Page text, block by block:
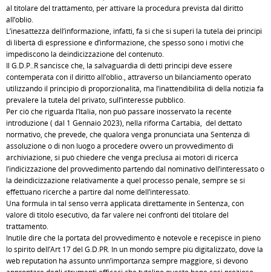
al titolare del trattamento, per attivare la procedura prevista dal diritto
all’oblio.
L’inesattezza dell’informazione, infatti, fa si che si superi la tutela dei principi
di libertà di espressione e d’informazione, che spesso sono i motivi che
impediscono la deindicizzazione del contenuto.
Il G.D.P..R sancisce che, la salvaguardia di detti principi deve essere
contemperata con il diritto all’oblio., attraverso un bilanciamento operato
utilizzando il principio di proporzionalità, ma l’inattendibilità di della notizia fa
prevalere la tutela del privato, sull’interesse pubblico.
Per ciò che riguarda l’Italia, non può passare inosservato la recente
introduzione ( dal 1 Gennaio 2023), nella riforma Cartabia, del dettato
normativo, che prevede, che qualora venga pronunciata una Sentenza di
assoluzione o di non luogo a procedere ovvero un provvedimento di
archiviazione, si può chiedere che venga preclusa ai motori di ricerca
l’indicizzazione del provvedimento partendo dal nominativo dell’interessato o
la deindicizzazione relativamente a quel processo penale, sempre se si
effettuano ricerche a partire dal nome dell’interessato.
Una formula in tal senso verrà applicata direttamente in Sentenza, con
valore di titolo esecutivo, da far valere nei confronti del titolare del
trattamento.
Inutile dire che la portata del provvedimento è notevole e recepisce in pieno
lo spirito dell’Art 17 del G.D.PR. In un mondo sempre più digitalizzato, dove la
web reputation ha assunto unn’importanza sempre maggiore, si devono